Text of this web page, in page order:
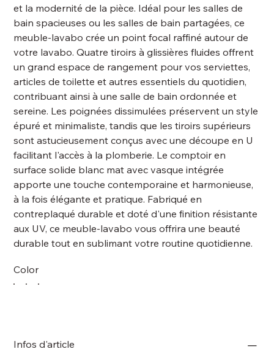
et la modernité de la pièce. Idéal pour les salles de
bain spacieuses ou les salles de bain partagées, ce
meuble-lavabo crée un point focal raffiné autour de
votre lavabo. Quatre tiroirs à glissières fluides offrent
un grand espace de rangement pour vos serviettes,
articles de toilette et autres essentiels du quotidien,
contribuant ainsi à une salle de bain ordonnée et
sereine. Les poignées dissimulées préservent un style
épuré et minimaliste, tandis que les tiroirs supérieurs
sont astucieusement conçus avec une découpe en U
facilitant l'accès à la plomberie. Le comptoir en
surface solide blanc mat avec vasque intégrée
apporte une touche contemporaine et harmonieuse,
à la fois élégante et pratique. Fabriqué en
contreplaqué durable et doté d'une finition résistante
aux UV, ce meuble-lavabo vous offrira une beauté
durable tout en sublimant votre routine quotidienne.
Color
Infos d'article